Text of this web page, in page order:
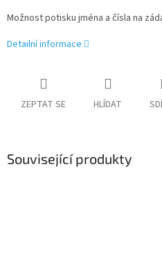
Možnost potisku jména a čísla na
Detailní informace
ZEPTAT SE HLÍDAT
Související produkty